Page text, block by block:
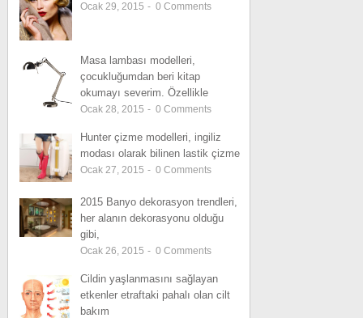
Ocak 29, 2015 - 0 Comments
Masa lambası modelleri,
çocukluğumdan beri kitap
okumayı severim. Özellikle
Ocak 28, 2015 - 0 Comments
Hunter çizme modelleri, ingiliz
modası olarak bilinen lastik çizme
Ocak 27, 2015 - 0 Comments
2015 Banyo dekorasyon trendleri,
her alanın dekorasyonu olduğu
gibi,
Ocak 26, 2015 - 0 Comments
Cildin yaşlanmasını sağlayan
etkenler etraftaki pahalı olan cilt
bakım